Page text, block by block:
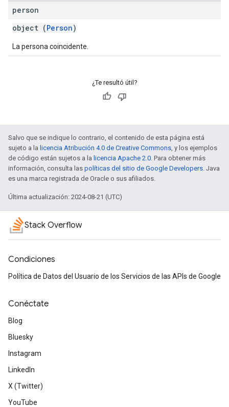
person
object (Person)
La persona coincidente.
¿Te resultó útil?
Salvo que se indique lo contrario, el contenido de esta página está
sujeto a la licencia Atribución 4.0 de Creative Commons, y los ejemplos
de código están sujetos a la licencia Apache 2.0. Para obtener más
información, consulta las políticas del sitio de Google Developers. Java
es una marca registrada de Oracle o sus afiliados.
Última actualización: 2024-08-21 (UTC)
Stack Overflow
Condiciones
Política de Datos del Usuario de los Servicios de las APIs de Google
Conéctate
Blog
Bluesky
Instagram
LinkedIn
X (Twitter)
YouTube